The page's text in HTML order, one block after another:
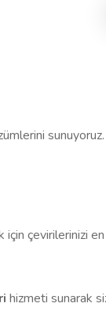
sunuyoruz.
için çevirilerinizi
hizmeti sunarak